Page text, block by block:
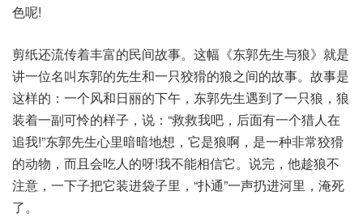
色呢!
剪纸还流传着丰富的民间故事。这幅《东郭先生与狼》就是
讲一位名叫东郭的先生和一只狡猾的狼之间的故事。故事是
这样的：一个风和日丽的下午，东郭先生遇到了一只狼，狼
装着一副可怜的样子，说：“救救我吧，后面有一个猎人在
追我!”东郭先生心里暗暗地想，它是狼啊，是一种非常狡猾
的动物，而且会吃人的呀!我不能相信它。说完，他趁狼不
注意，一下子把它装进袋子里，“扑通”一声扔进河里，淹死
了。